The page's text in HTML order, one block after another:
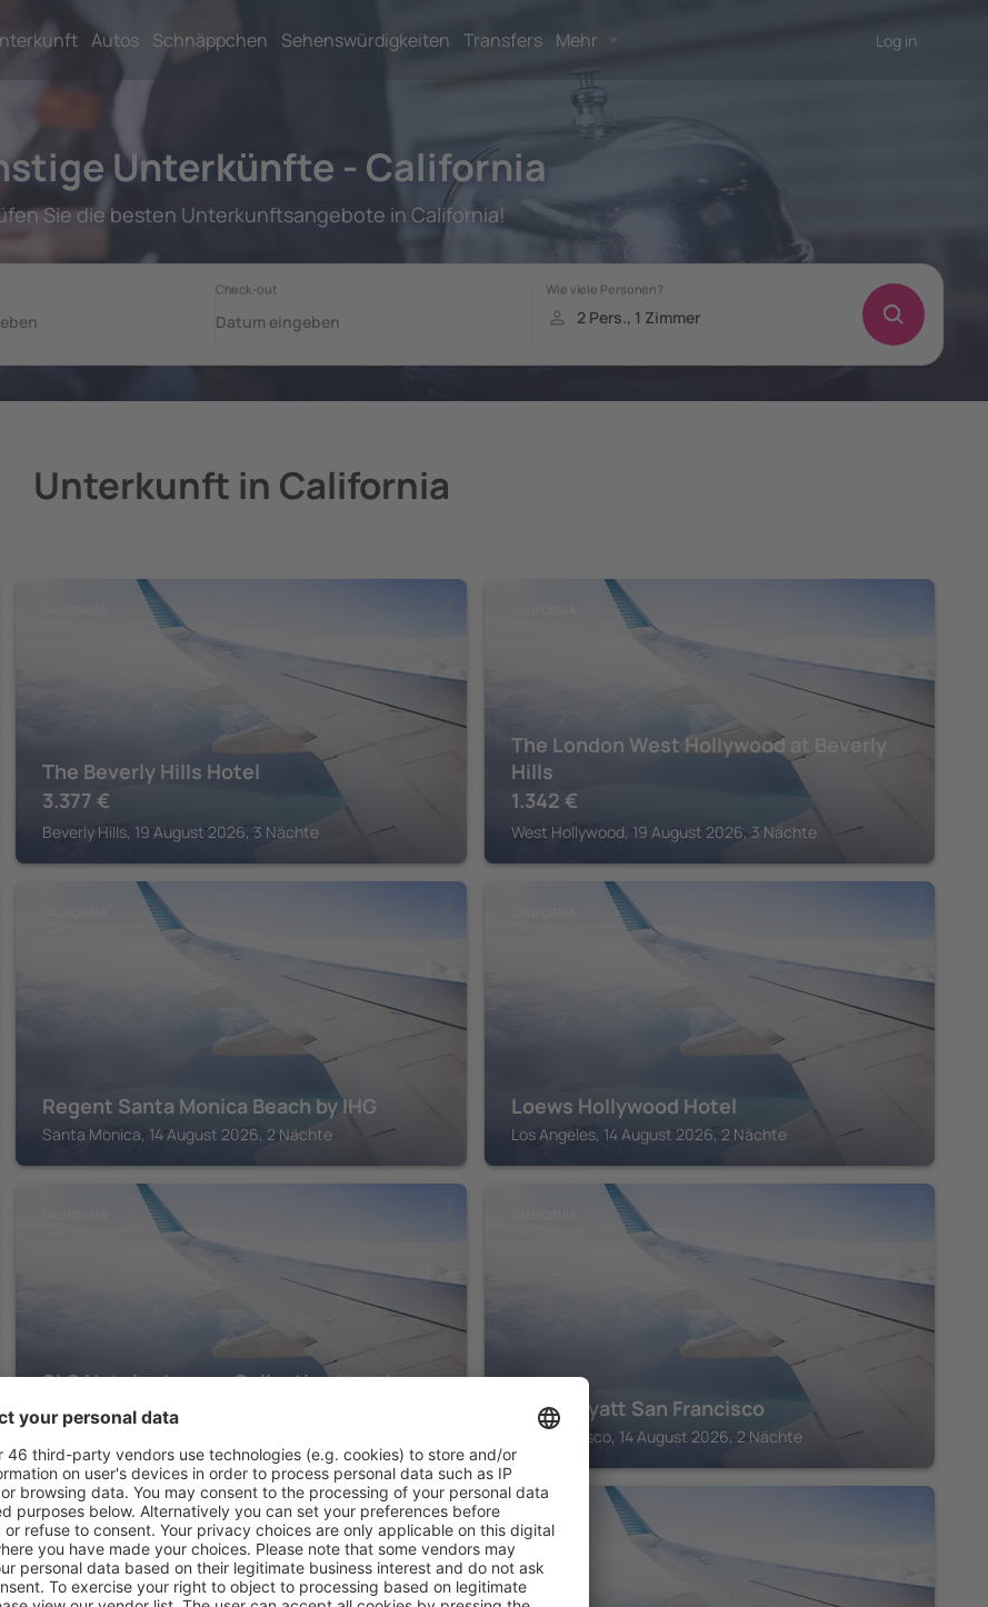
Autos Schnäppchen Sehenswürdigkeiten Transfers Mehr Log in
Unterkünfte - California
Sie die besten Unterkunftsangebote in California!
Unterkunft in California
The Beverly Hills Hotel
3.377 €
Beverly Hills, 19 August 2026, 3 Nächte
The London West Hollywood at Beverly
Hills
1.342 €
West Hollywood, 19 August 2026, 3 Nächte
Regent Santa Monica Beach by IHG
Santa Monica, 14 August 2026, 2 Nächte
Loews Hollywood Hotel
Los Angeles, 14 August 2026, 2 Nächte
SLS Hotel, a Luxury Collection Hotel,
Beverly Hills
Grand Hyatt San Francisco
San Francisco, 14 August 2026, 2 Nächte
CALIFORNIA